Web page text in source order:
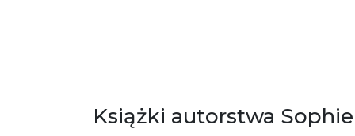
Książki autorstwa